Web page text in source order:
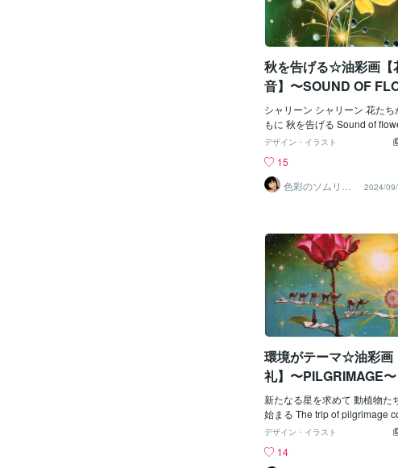
秋を告げる☆油彩画【
音】〜SOUND OF
S〜
シャリーン シャリーン 花たち
もに 秋を告げる Sound of
calls autumn can be heard.
デザイン・イラスト
15
色彩のソムリエ
（画家）
2024/
環境がテーマ☆油彩画
礼】〜PILGRIMAGE〜
新たなる星を求めて 動植物た
始まる The trip of pilgrimage
quest of the star where
作品の画像提供＆動画提供はこ
デザイン・イラスト
14